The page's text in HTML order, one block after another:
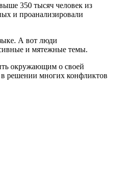
350 тысяч человек из
и проанализировали
А вот люди
и мятежные темы.
окружающим о своей
решении многих конфликтов